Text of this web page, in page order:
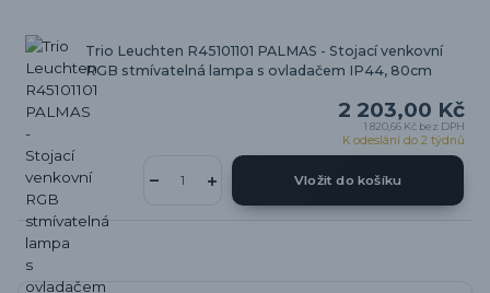
Trio Leuchten R45101101 PALMAS - Stojací venkovní
RGB stmívatelná lampa s ovladačem IP44, 80cm
2 203,00 Kč
1 820,66 Kč bez DPH
K odeslání do 2 týdnů
Vložit do košíku